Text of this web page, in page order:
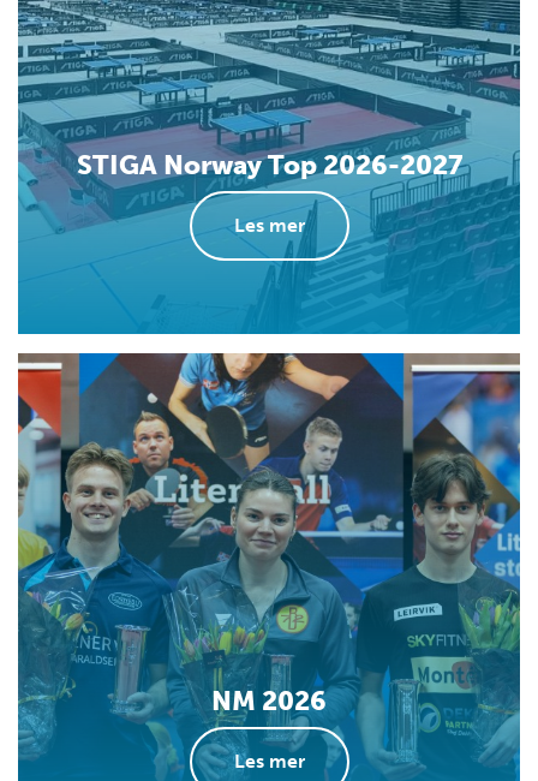
STIGA Norway Top 2026-2027
Les mer
NM 2026
Les mer